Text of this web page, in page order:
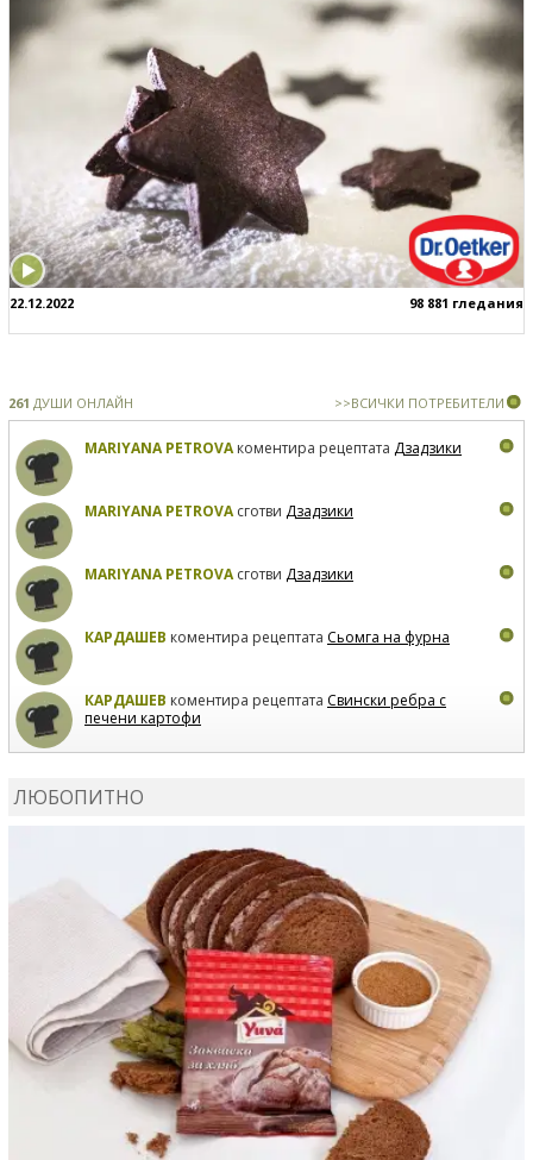
22.12.2022 98 881 гледания
261 ДУШИ ОНЛАЙН >>ВСИЧКИ ПОТРЕБИТЕЛИ
MARIYANA PETROVAкоментира рецептата Дзадзики
MARIYANA PETROVAсготви Дзадзики
MARIYANA PETROVAсготви Дзадзики
КАРДАШЕВ коментира рецептата Сьомга на фурна
КАРДАШЕВ коментира рецептата Свински ребра с
печени картофи
ЛЮБОПИТНО